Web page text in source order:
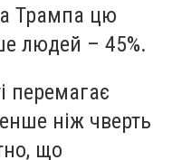
Трампа цю
людей – 45%.
перемагає
ніж чверть
що